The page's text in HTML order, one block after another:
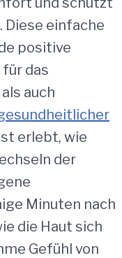
Diese einfache
positive
das
auch
erlebt, wie
der
Minuten nach
die Haut sich
Gefühl von